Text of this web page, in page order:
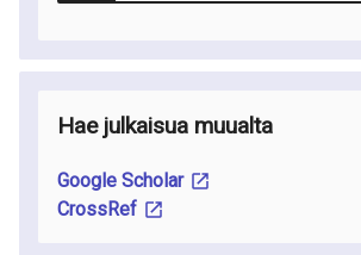
Hae julkaisua muualta
Google Scholar
CrossRef